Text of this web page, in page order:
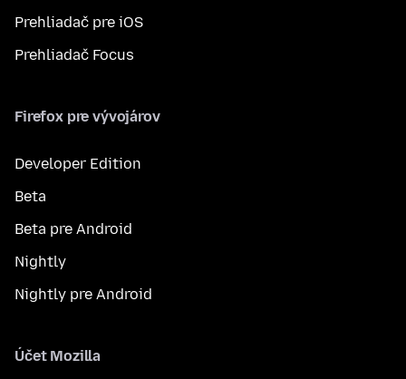
Prehliadač pre iOS
Prehliadač Focus
Firefox pre vývojárov
Developer Edition
Beta
Beta pre Android
Nightly
Nightly pre Android
Účet Mozilla